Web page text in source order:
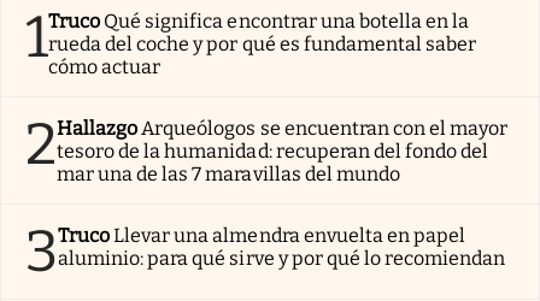
1Truco Qué significa encontrar una botella en la
rueda del coche y por qué es fundamental saber
cómo actuar
2Hallazgo Arqueólogos se encuentran con el mayor
tesoro de la humanidad: recuperan del fondo del
mar una de las 7 maravillas del mundo
3TrucoLlevar una almendra envuelta en papel
aluminio: para qué sirve y por qué lo recomiendan